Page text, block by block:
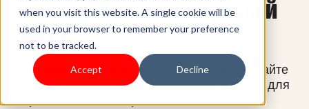
when you visit this website. A single cookie will be
used in your browser to remember your preference
not to be tracked.
Accept Decline
маркетинга по электронной
почте
Повышайте лояльность клиентов и развивайте
свой бизнес с помощью нашей платформы для
маркетинга по электронной почте.